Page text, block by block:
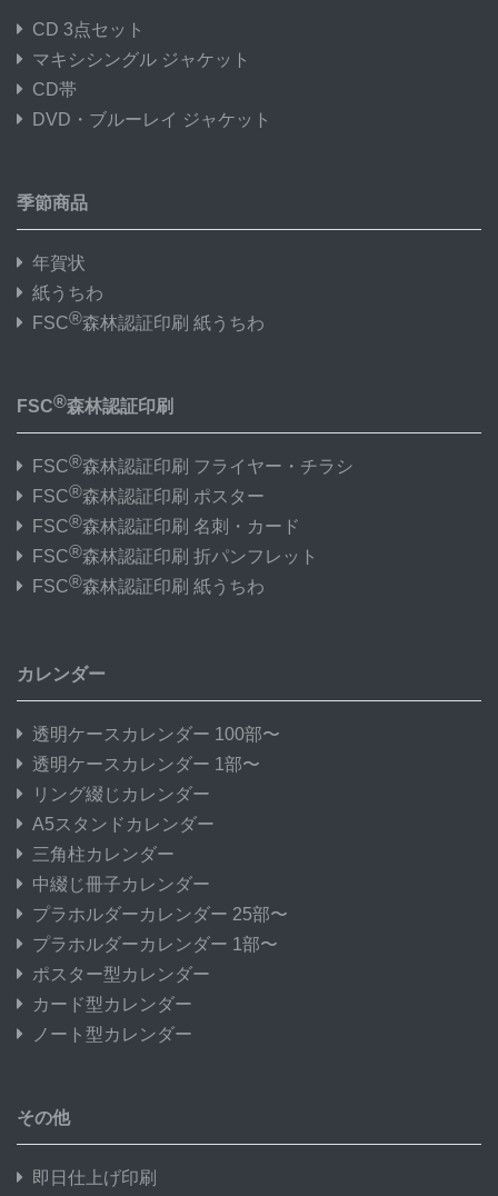
CD 3点セット
マキシシングル ジャケット
CD帯
DVD・ブルーレイ ジャケット
季節商品
年賀状
紙うちわ
FSC®森林認証印刷 紙うちわ
FSC®森林認証印刷
FSC®森林認証印刷 フライヤー・チラシ
FSC®森林認証印刷 ポスター
FSC®森林認証印刷 名刺・カード
FSC®森林認証印刷 折パンフレット
FSC®森林認証印刷 紙うちわ
カレンダー
透明ケースカレンダー 100部〜
透明ケースカレンダー 1部〜
リング綴じカレンダー
A5スタンドカレンダー
三角柱カレンダー
中綴じ冊子カレンダー
プラホルダーカレンダー 25部〜
プラホルダーカレンダー 1部〜
ポスター型カレンダー
カード型カレンダー
ノート型カレンダー
その他
即日仕上げ印刷